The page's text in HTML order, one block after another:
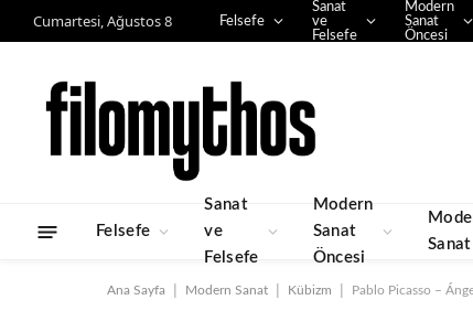
Cumartesi, Ağustos 8 Felsefe
Sanat
ve
Felsefe
Modern
Sanat
Öncesi
Felsefe
Sanat
ve
Felsefe
Modern
Sanat
Öncesi
Sanat
Ana Sayfa Modern Sanat Kübizm Pablo Picasso –